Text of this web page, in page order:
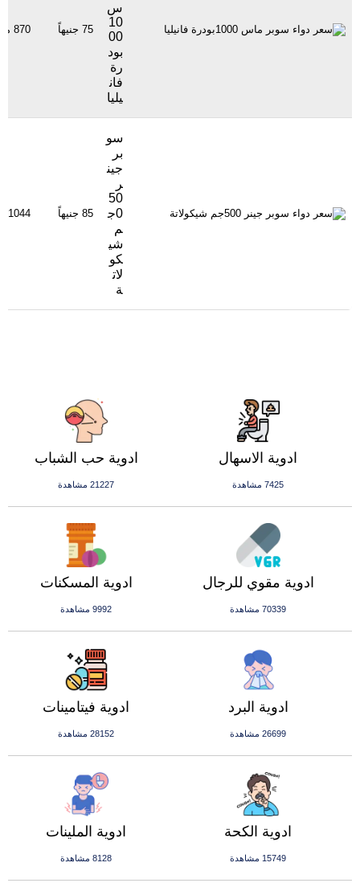
س
10
00
بود
رة
فان
يليا
75 جنيهاً 870 مشاهدة
سو
بر
جين
ر
50
0ج
م
شي
كو
لات
ة
85 جنيهاً 1044 مشاهدة
ادوية حب الشباب
21227 مشاهدة
ادوية الاسهال
7425 مشاهدة
ادوية المسكنات
9992 مشاهدة
ادوية مقوي للرجال
70339 مشاهدة
ادوية فيتامينات
28152 مشاهدة
ادوية البرد
26699 مشاهدة
ادوية الملينات
8128 مشاهدة
ادوية الكحة
15749 مشاهدة